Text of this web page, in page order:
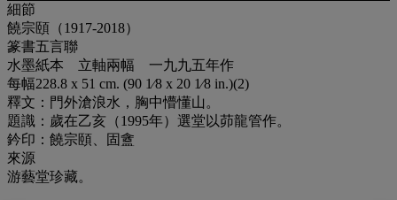
細節
饒宗頤（1917-2018）
篆書五言聯
水墨紙本 立軸兩幅 一九九五年作
每幅228.8 x 51 cm. (90 1⁄8 x 20 1⁄8 in.)(2)
釋文：門外滄浪水，胸中懵懂山。
題識：歲在乙亥（1995年）選堂以茆龍管作。
鈐印：饒宗頤、固盦
來源
游藝堂珍藏。